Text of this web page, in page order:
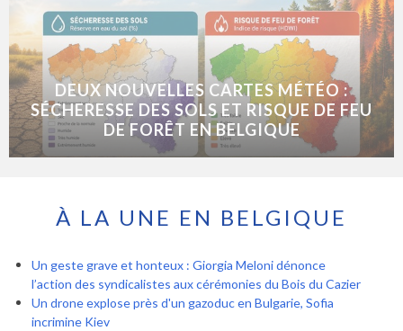
DEUX NOUVELLES CARTES MÉTÉO :
SÉCHERESSE DES SOLS ET RISQUE DE FEU
DE FORÊT EN BELGIQUE
À LA UNE EN BELGIQUE
Un geste grave et honteux : Giorgia Meloni dénonce
l’action des syndicalistes aux cérémonies du Bois du Cazier
Un drone explose près d'un gazoduc en Bulgarie, Sofia
incrimine Kiev